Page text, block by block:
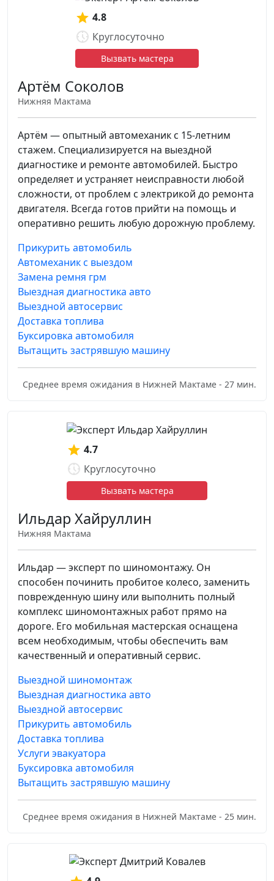
4.8
Круглосуточно
Вызвать мастера
Артём Соколов
Нижняя Мактама
Артём — опытный автомеханик с 15-летним
стажем. Специализируется на выездной
диагностике и ремонте автомобилей. Быстро
определяет и устраняет неисправности любой
сложности, от проблем с электрикой до ремонта
двигателя. Всегда готов прийти на помощь и
оперативно решить любую дорожную проблему.
Прикурить автомобиль
Автомеханик с выездом
Замена ремня грм
Выездная диагностика авто
Выездной автосервис
Доставка топлива
Буксировка автомобиля
Вытащить застрявшую машину
Среднее время ожидания в Нижней Мактаме - 27 мин.
4.7
Круглосуточно
Вызвать мастера
Ильдар Хайруллин
Нижняя Мактама
Ильдар — эксперт по шиномонтажу. Он
способен починить пробитое колесо, заменить
поврежденную шину или выполнить полный
комплекс шиномонтажных работ прямо на
дороге. Его мобильная мастерская оснащена
всем необходимым, чтобы обеспечить вам
качественный и оперативный сервис.
Выездной шиномонтаж
Выездная диагностика авто
Выездной автосервис
Прикурить автомобиль
Доставка топлива
Услуги эвакуатора
Буксировка автомобиля
Вытащить застрявшую машину
Среднее время ожидания в Нижней Мактаме - 25 мин.